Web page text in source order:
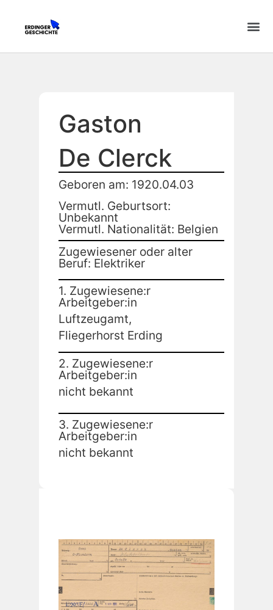
Gaston
De Clerck
Geboren am: 1920.04.03
Vermutl. Geburtsort:
Unbekannt
Vermutl. Nationalität: Belgien
Zugewiesener oder alter
Beruf: Elektriker
1. Zugewiesene:r
Arbeitgeber:in
Luftzeugamt,
Fliegerhorst Erding
2. Zugewiesene:r
Arbeitgeber:in
nicht bekannt
3. Zugewiesene:r
Arbeitgeber:in
nicht bekannt